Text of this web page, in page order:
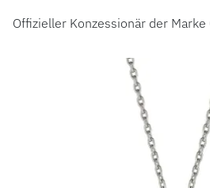
Offizieller Konzessionär der Marke